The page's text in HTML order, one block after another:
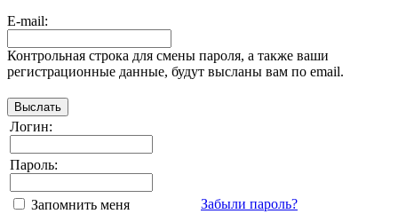
E-mail:
Контрольная строка для смены пароля, а также ваши
регистрационные данные, будут высланы вам по email.
Логин:
Пароль:
Запомнить меня Забыли пароль?